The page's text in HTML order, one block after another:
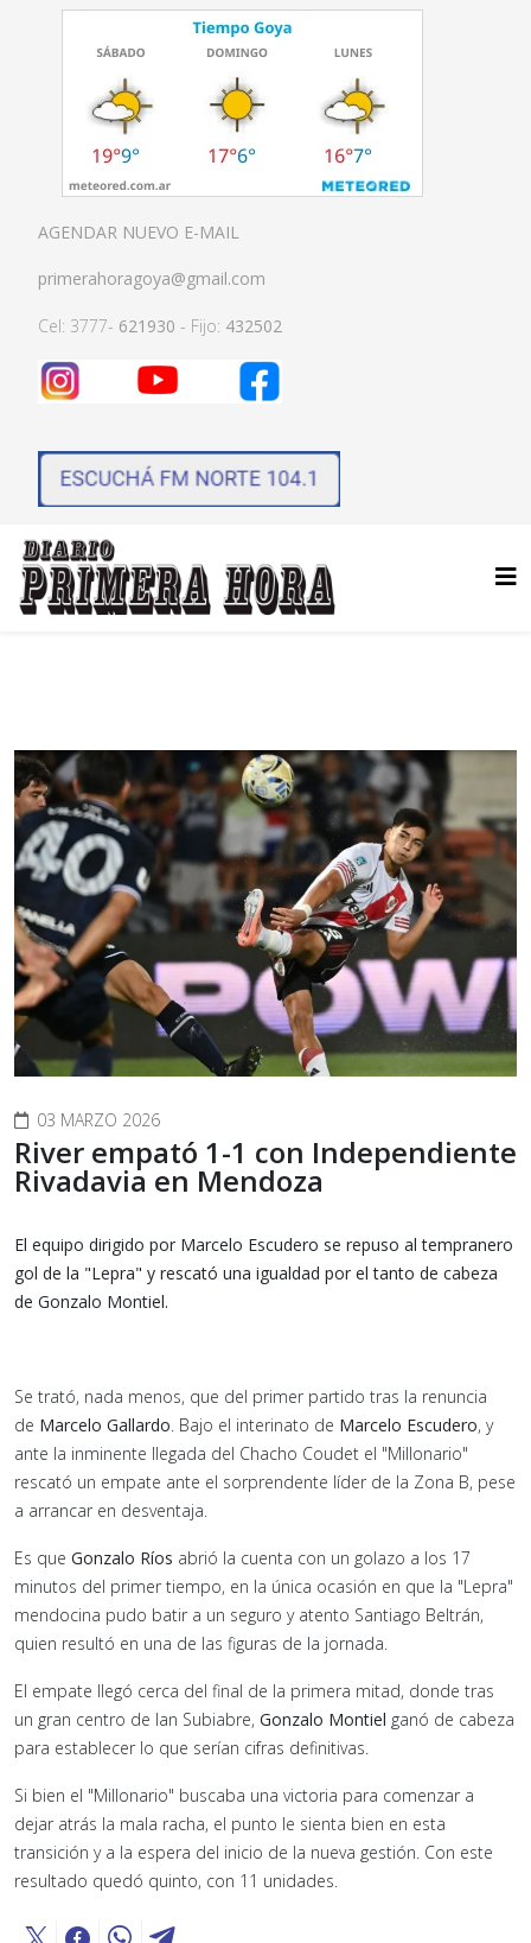
AGENDAR NUEVO E-MAIL
primerahoragoya@gmail.com
Cel: 3777- 621930 - Fijo: 432502
03 MARZO 2026
River empató 1-1 con Independiente
Rivadavia en Mendoza
El equipo dirigido por Marcelo Escudero se repuso al tempranero
gol de la "Lepra" y rescató una igualdad por el tanto de cabeza
de Gonzalo Montiel.
Se trató, nada menos, que del primer partido tras la renuncia
de Marcelo Gallardo. Bajo el interinato de Marcelo Escudero, y
ante la inminente llegada del Chacho Coudet el "Millonario"
rescató un empate ante el sorprendente líder de la Zona B, pese
a arrancar en desventaja.
Es que Gonzalo Ríos abrió la cuenta con un golazo a los 17
minutos del primer tiempo, en la única ocasión en que la "Lepra"
mendocina pudo batir a un seguro y atento Santiago Beltrán,
quien resultó en una de las figuras de la jornada.
El empate llegó cerca del final de la primera mitad, donde tras
un gran centro de Ian Subiabre, Gonzalo Montiel ganó de cabeza
para establecer lo que serían cifras definitivas.
Si bien el "Millonario" buscaba una victoria para comenzar a
dejar atrás la mala racha, el punto le sienta bien en esta
transición y a la espera del inicio de la nueva gestión. Con este
resultado quedó quinto, con 11 unidades.